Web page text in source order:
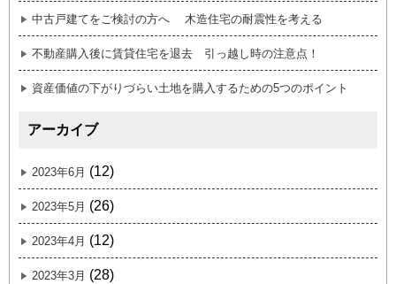
中古戸建てをご検討の方へ 木造住宅の耐震性を考える
不動産購入後に賃貸住宅を退去 引っ越し時の注意点！
資産価値の下がりづらい土地を購入するための5つのポイント
アーカイブ
2023年6月 (12)
2023年5月 (26)
2023年4月 (12)
2023年3月 (28)